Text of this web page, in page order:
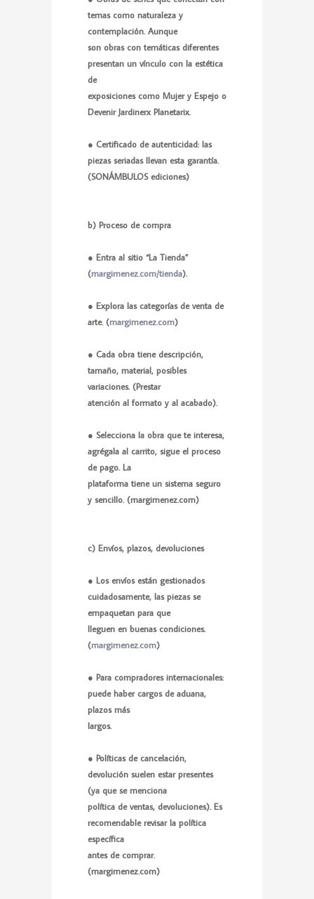
temas como naturaleza y
contemplación. Aunque
son obras con temáticas diferentes
presentan un vínculo con la estética
de
exposiciones como Mujer y Espejo o
Devenir Jardinerx Planetarix.
● Certificado de autenticidad: las
piezas seriadas llevan esta garantía.
(SONÁMBULOS ediciones)
b) Proceso de compra
● Entra al sitio “La Tienda”
(margimenez.com/tienda).
● Explora las categorías de venta de
arte. (margimenez.com)
● Cada obra tiene descripción,
tamaño, material, posibles
variaciones. (Prestar
atención al formato y al acabado).
● Selecciona la obra que te interesa,
agrégala al carrito, sigue el proceso
de pago. La
plataforma tiene un sistema seguro
y sencillo. (margimenez.com)
c) Envíos, plazos, devoluciones
● Los envíos están gestionados
cuidadosamente, las piezas se
empaquetan para que
lleguen en buenas condiciones.
(margimenez.com)
● Para compradores internacionales:
puede haber cargos de aduana,
plazos más
largos.
● Políticas de cancelación,
devolución suelen estar presentes
(ya que se menciona
política de ventas, devoluciones). Es
recomendable revisar la política
específica
antes de comprar.
(margimenez.com)